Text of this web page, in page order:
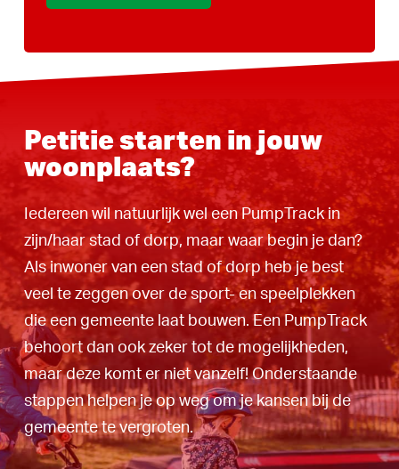
Petitie starten in jouw
woonplaats?
Iedereen wil natuurlijk wel een PumpTrack in
zijn/haar stad of dorp, maar waar begin je dan?
Als inwoner van een stad of dorp heb je best
veel te zeggen over de sport- en speelplekken
die een gemeente laat bouwen. Een PumpTrack
behoort dan ook zeker tot de mogelijkheden,
maar deze komt er niet vanzelf! Onderstaande
stappen helpen je op weg om je kansen bij de
gemeente te vergroten.